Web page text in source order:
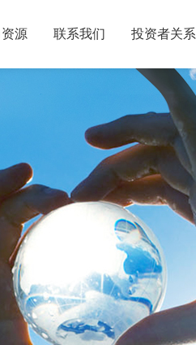
资源 联系我们 投资者关系